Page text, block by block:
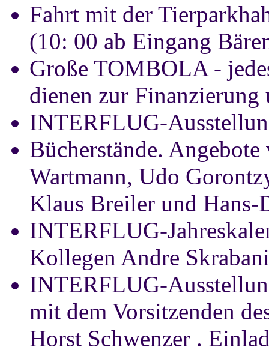
Fahrt mit der
(10: 00 ab Eingang
Große TOMBOLA -
dienen zur Finanzierung
INTERFLUG-
Bücherstände.
Wartmann, Udo
Klaus Breiler und Hans-
INTERFLUG-
Kollegen Andre
INTERFLUG-
mit dem Vorsitzenden
Horst Schwenzer .